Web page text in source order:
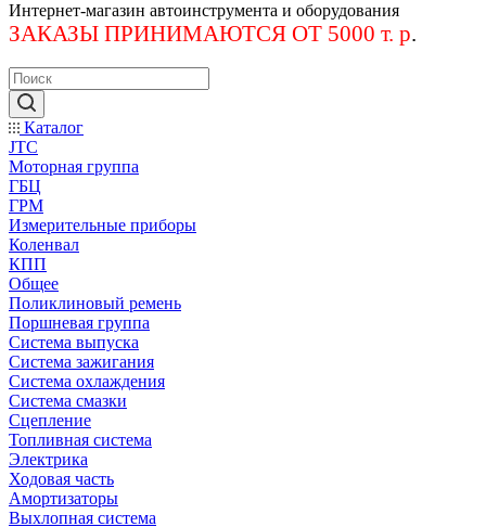
Интернет-магазин автоинструмента и оборудования
ЗАКАЗЫ ПРИНИМАЮТСЯ ОТ 5000 т. р.
Каталог
JTC
Моторная группа
ГБЦ
ГРМ
Измерительные приборы
Коленвал
КПП
Общее
Поликлиновый ремень
Поршневая группа
Система выпуска
Система зажигания
Система охлаждения
Система смазки
Сцепление
Топливная система
Электрика
Ходовая часть
Амортизаторы
Выхлопная система